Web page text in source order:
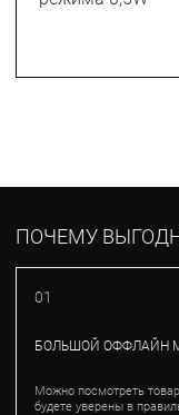
ПОЧЕМУ
01
БОЛЬШОЙ ОФФЛАЙН
Можно посмотреть
будете уверены в